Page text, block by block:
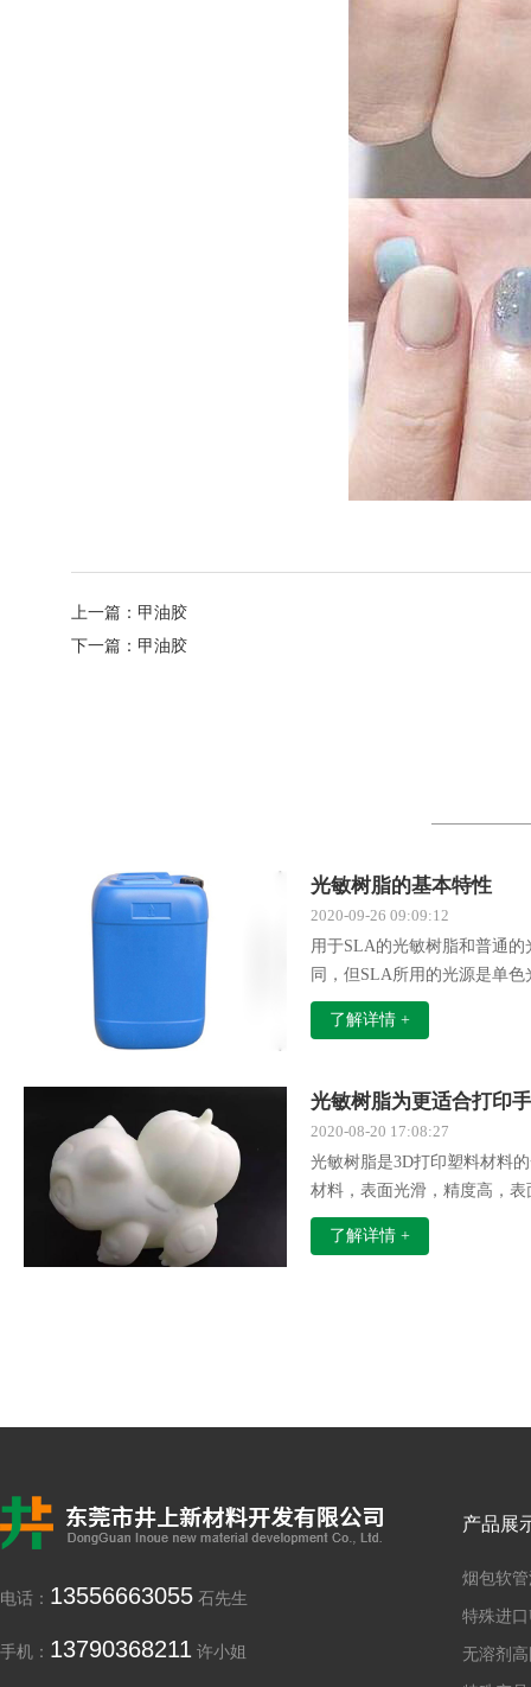
上一篇： 甲油胶
下一篇： 甲油胶
光敏树脂的基本特性
2020-09-26 09:09:12
用于SLA的光敏树脂和普通
同，但SLA所用的光源是单
光，同时对固化速率又有更
的光敏树脂一般应具有以下特
了解详情 +
光敏树脂为更适合打印
2020-08-20 17:08:27
光敏树脂是3D打印塑料材料
材料，表面光滑，精度高，
以，光敏树脂非常适合打印手
了解详情 +
电话： 13556663055 石先生
手机： 13790368211 许小姐
产品展
烟包软
特殊进
无溶剂